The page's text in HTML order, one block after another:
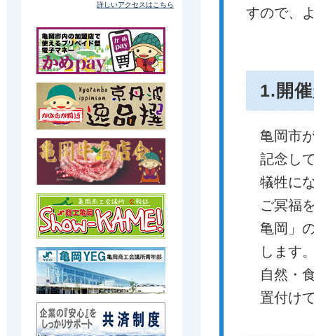
すので、
1.開
亀岡市
記念し
犠牲に
ご冥福
亀岡」
します
自然・
置付け
詳しいアクセスはこちら